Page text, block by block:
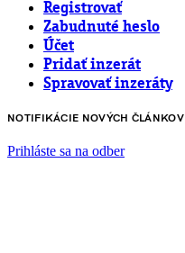
Registrovať
Zabudnuté heslo
Účet
Pridať inzerát
Spravovať inzeráty
NOTIFIKÁCIE NOVÝCH ČLÁNKOV
Prihláste sa na odber